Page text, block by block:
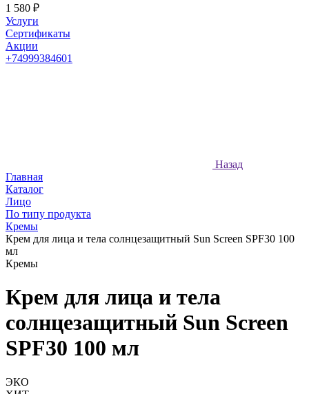
1 580 ₽
Услуги
Сертификаты
Акции
+74999384601
Назад
Главная
Каталог
Лицо
По типу продукта
Кремы
Крем для лица и тела солнцезащитный Sun Screen SPF30 100
мл
Кремы
Крем для лица и тела
солнцезащитный Sun Screen
SPF30 100 мл
ЭКО